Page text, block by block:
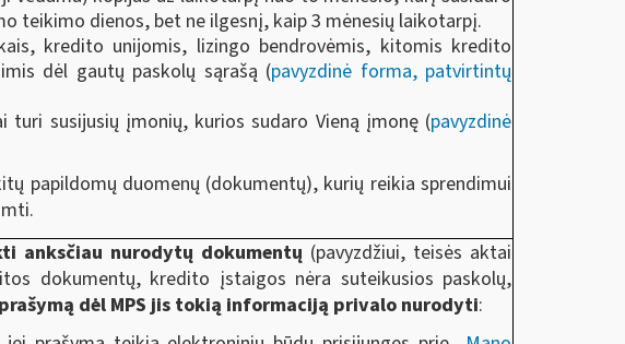
teikimo dienos, bet ne ilgesnį, kaip 3 mėnesių laikotarpį.
kredito unijomis, lizingo bendrovėmis, kitomis kredito
dėl gautų paskolų sąrašą (pavyzdinė forma, patvirtintų
turi susijusių įmonių, kurios sudaro Vieną įmonę (pavyzdinė
papildomų duomenų (dokumentų), kurių reikia sprendimui
anksčiau nurodytų dokumentų (pavyzdžiui, teisės aktai
dokumentų, kredito įstaigos nėra suteikusios paskolų,
dėl MPS jis tokią informaciją privalo nurodyti: